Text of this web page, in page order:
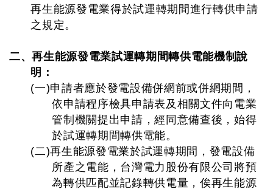
再生能源發電業得於試運轉期間進行轉供申請
之規定。
二、再生能源發電業試運轉期間轉供電能機制說
明：
(一)申請者應於發電設備併網前或併網期間，
依申請程序檢具申請表及相關文件向電業
管制機關提出申請，經同意備查後，始得
於試運轉期間轉供電能。
(二)再生能源發電業於試運轉期間，發電設備
所產之電能，台灣電力股份有限公司將預
為轉供匹配並記錄轉供電量，俟再生能源